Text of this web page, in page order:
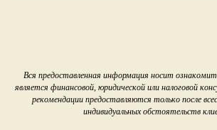
Вся предоставленная информация носит
является финансовой, юридической или налоговой
рекомендации предоставляются только после
индивидуальных обстоятельств